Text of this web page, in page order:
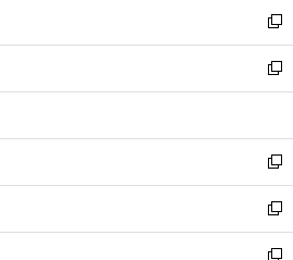
く
で
開
く
ド
ウ
で
開
ィ
ン
ド
ウ
開
く
い
ウ
ィ
ン
ウ
で
開
く
新
し
い
ウ
ン
ド
ウ
で
開
く
新
し
ウ
ィ
ン
ド
ウ
で
新
し
い
ウ
新
し